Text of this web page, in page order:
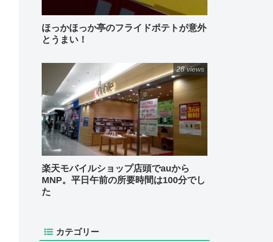
ほっかほっか亭のフライドポテトが意外
とうまい！
楽天モバイルショップ店頭でauから
MNP。平日午前の所要時間は100分でし
た
28 views
カテゴリー